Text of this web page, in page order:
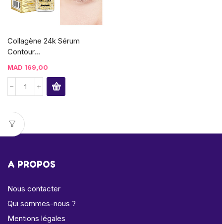
Collagène 24k Sérum
Contour...
MAD 169,00
A PROPOS
Nous contacter
Qui sommes-nous ?
Mentions légales